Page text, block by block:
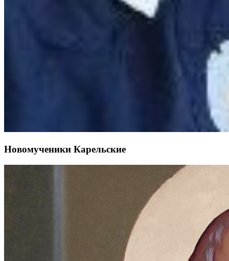
Новомученики Карельские